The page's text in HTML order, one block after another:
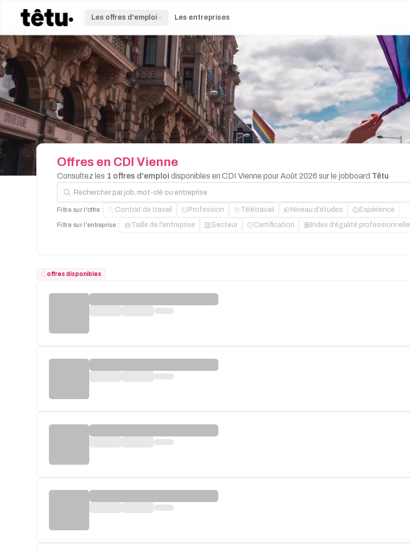
Les offres d'emploi Les entreprises
Offres en CDI Vienne
Consultez les 1 offres d'emploi disponibles en CDI Vienne pour Août 2026 sur le jobboard Têtu
Rechercher par job, mot-clé ou entreprise
Filtre sur l'offre : Contrat de travail Profession Télétravail Niveau d'études Expérience
Filtre sur l'entreprise : Taille de l'entreprise Secteur Certification Index d'égalité professionnelle
offres disponibles